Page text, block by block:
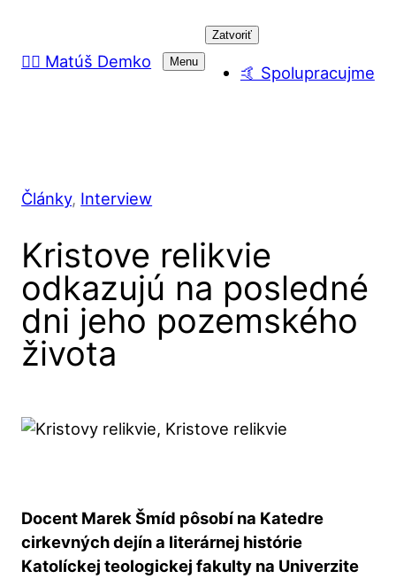
obsah
🙋‍♂️ Matúš Demko Menu
Zatvoriť
🤙 Spolupracujme
Články, Interview
Kristove relikvie
odkazujú na posledné
dni jeho pozemského
života
Docent Marek Šmíd pôsobí na Katedre
cirkevných dejín a literárnej histórie
Katolíckej teologickej fakulty na Univerzite